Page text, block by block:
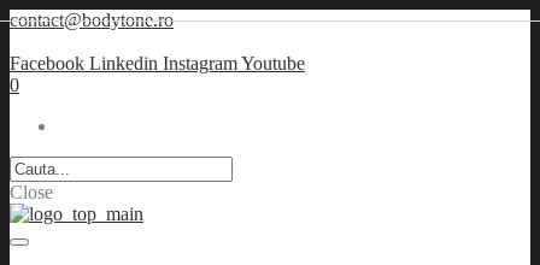
contact@bodytone.ro
Facebook Linkedin InstagramYoutube
0
Close